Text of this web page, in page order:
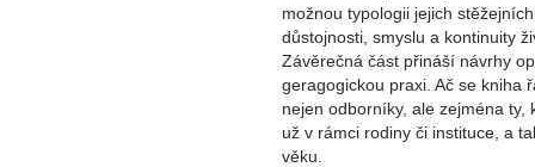
možnou typologii jejich
důstojnosti, smyslu a kontinuity
Závěrečná část přináší návrhy
geragogickou praxi. Ač se kniha
nejen odborníky, ale zejména
už v rámci rodiny či instituce, a
věku.